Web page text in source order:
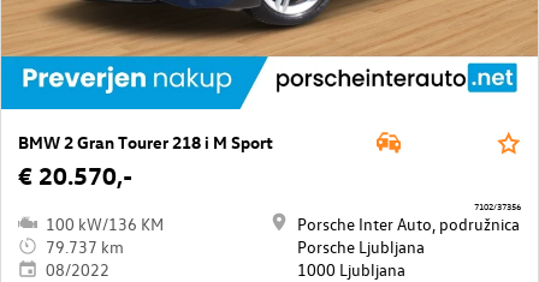
BMW 2 Gran Tourer 218 i M Sport
€ 20.570,-
100 kW/136 KM
79.737 km
08/2022
Porsche Inter Auto, podružnica
Porsche Ljubljana
1000 Ljubljana
7102/37356